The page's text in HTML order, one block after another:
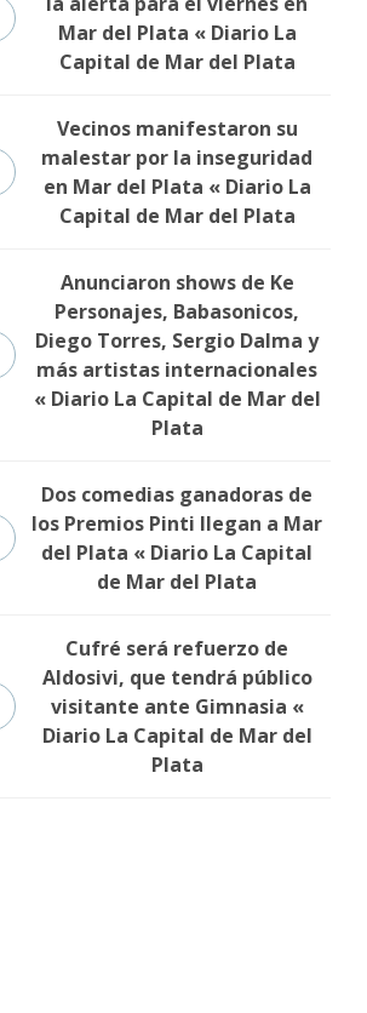
Mar del Plata « Diario La
Capital de Mar del Plata
Vecinos manifestaron su
malestar por la inseguridad
en Mar del Plata « Diario La
Capital de Mar del Plata
Anunciaron shows de Ke
Personajes, Babasonicos,
Diego Torres, Sergio Dalma y
más artistas internacionales
« Diario La Capital de Mar del
Plata
Dos comedias ganadoras de
los Premios Pinti llegan a Mar
del Plata « Diario La Capital
de Mar del Plata
Cufré será refuerzo de
Aldosivi, que tendrá público
visitante ante Gimnasia «
Diario La Capital de Mar del
Plata